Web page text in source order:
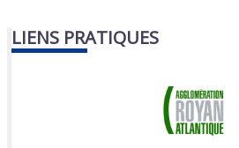
LIENS PRATIQUES